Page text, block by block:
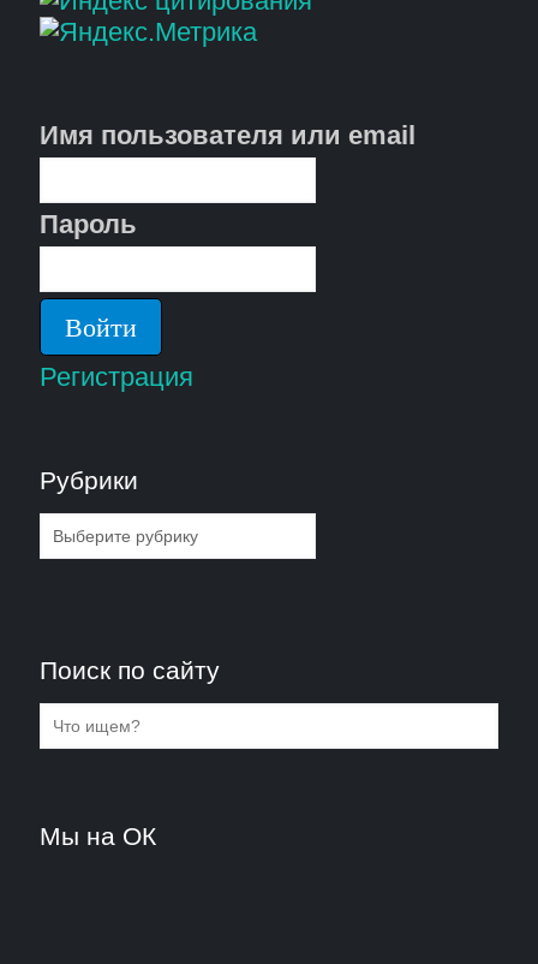
Имя пользователя или email
Пароль
Регистрация
Рубрики
Рубрики
Поиск по сайту
Мы на ОК